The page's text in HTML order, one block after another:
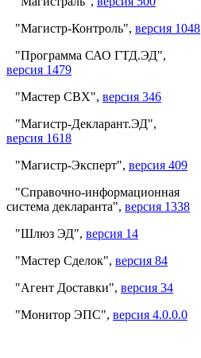
"Магистр-Контроль", версия 1048
"Программа САО ГТД.ЭД",
версия 1479
"Мастер СВХ", версия 346
"Магистр-Декларант.ЭД",
версия 1618
"Магистр-Эксперт", версия 409
"Справочно-информационная
система декларанта", версия 1338
"Шлюз ЭД", версия 14
"Мастер Сделок", версия 84
"Агент Доставки", версия 34
"Монитор ЭПС", версия 4.0.0.0